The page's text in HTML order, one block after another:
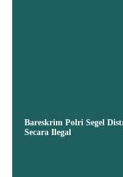
Bareskrim Polri Segel
Secara Ilegal